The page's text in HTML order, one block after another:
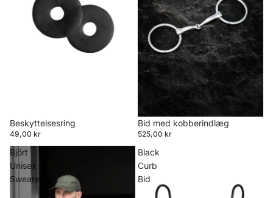
Beskyttelsesring
49,00 kr
Bid med kobberindlæg
525,00 kr
Björt
Unisex
Sweater
Black
Curb
Bid